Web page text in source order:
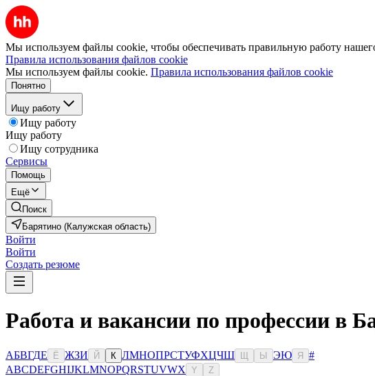
Мы используем файлы cookie, чтобы обеспечивать правильную работу
Правила использования файлов cookie
Мы используем файлы cookie. Правила использования файлов cookie
Понятно
Ищу работу
Ищу работу
Ищу работу
Ищу сотрудника
Сервисы
Помощь
Ещё
Поиск
Барятино (Калужская область)
Войти
Войти
Создать резюме
Работа и вакансии по профессии в
АБВГДЕ Ё ЖЗИ Й К ЛМНОПРСТУФХЦЧШ Ы ЭЮ Я
#
ABCDEFGHIJKLMNOPQRSTUVWX Y Z